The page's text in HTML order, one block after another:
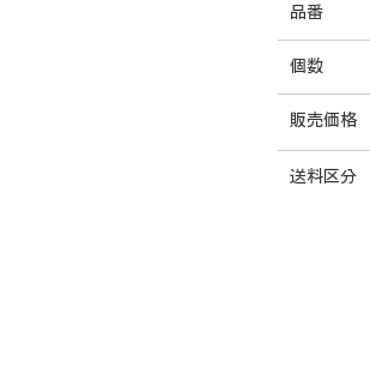
品番
個数
販売価格
送料区分